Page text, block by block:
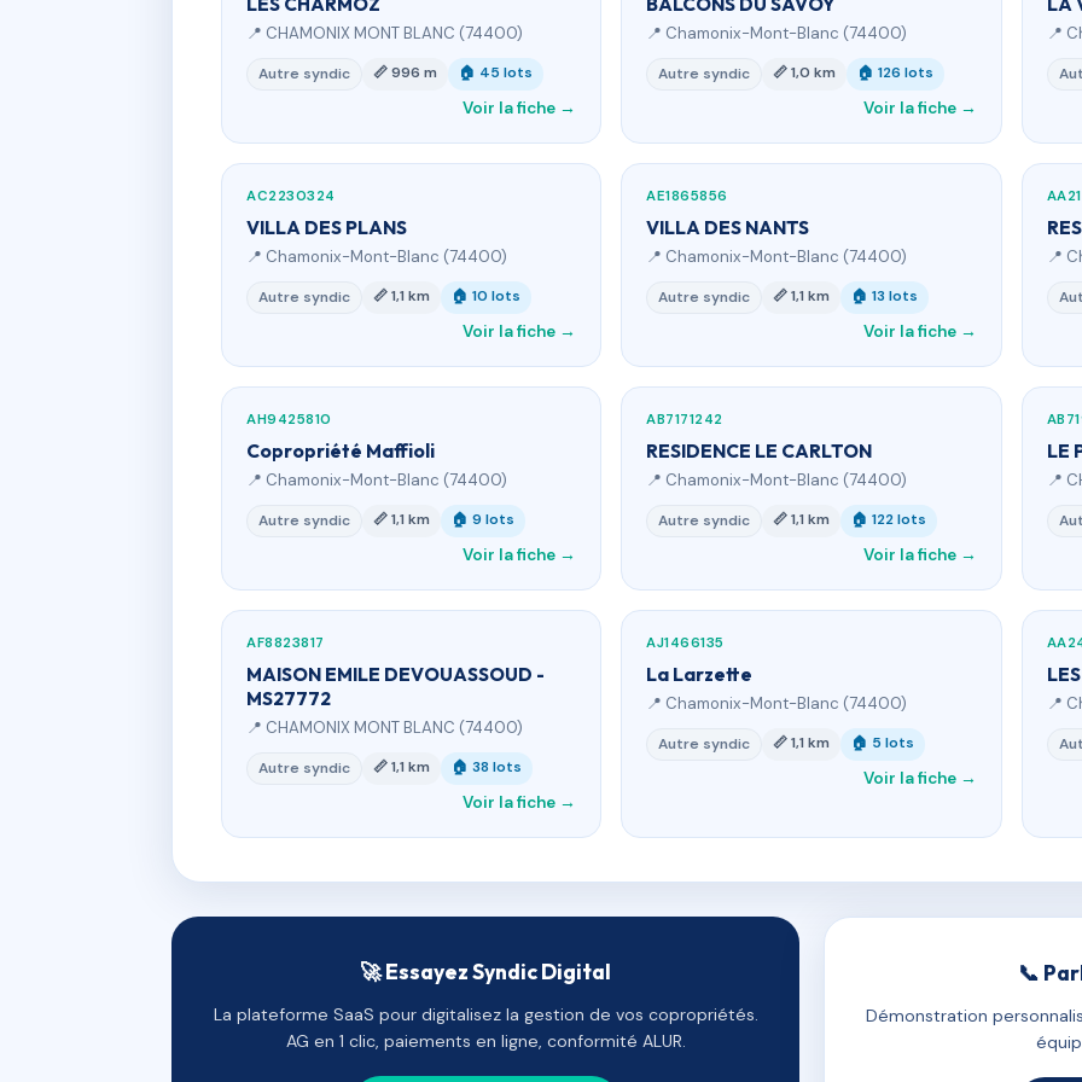
📍 CHAMONIX MONT BLANC (74400)
Autre syndic 📏 996 m 🏠 45 lots
Voir la fiche →
📍 Chamonix-Mont-Blanc (74400)
Autre syndic 📏 1,0 km 🏠 126 lots
Voir la fiche →
📍
AC2230324
VILLA DES PLANS
📍 Chamonix-Mont-Blanc (74400)
Autre syndic 📏 1,1 km 🏠 10 lots
Voir la fiche →
AE1865856
VILLA DES NANTS
📍 Chamonix-Mont-Blanc (74400)
Autre syndic 📏 1,1 km 🏠 13 lots
Voir la fiche →
📍
AH9425810
Copropriété Maffioli
📍 Chamonix-Mont-Blanc (74400)
Autre syndic 📏 1,1 km 🏠 9 lots
Voir la fiche →
AB7171242
RESIDENCE LE CARLTON
📍 Chamonix-Mont-Blanc (74400)
Autre syndic 📏 1,1 km 🏠 122 lots
Voir la fiche →
LE
📍
AF8823817
MAISON EMILE DEVOUASSOUD -
MS27772
📍 CHAMONIX MONT BLANC (74400)
Autre syndic 📏 1,1 km 🏠 38 lots
Voir la fiche →
AJ1466135
La Larzette
📍 Chamonix-Mont-Blanc (74400)
Autre syndic 📏 1,1 km 🏠 5 lots
Voir la fiche →
📍
🚀 Essayez Syndic Digital
La plateforme SaaS pour digitalisez la gestion de vos copropriétés.
AG en 1 clic, paiements en ligne, conformité ALUR.
📞
Démonstration